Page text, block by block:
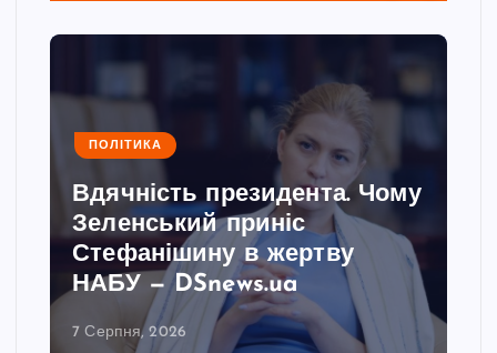
ПОЛІТИКА
Вдячність президента. Чому
Зеленський приніс
Стефанішину в жертву
НАБУ — DSnews.ua
7 Серпня, 2026